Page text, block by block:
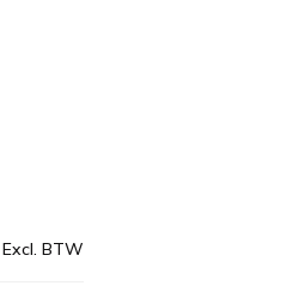
Excl. BTW